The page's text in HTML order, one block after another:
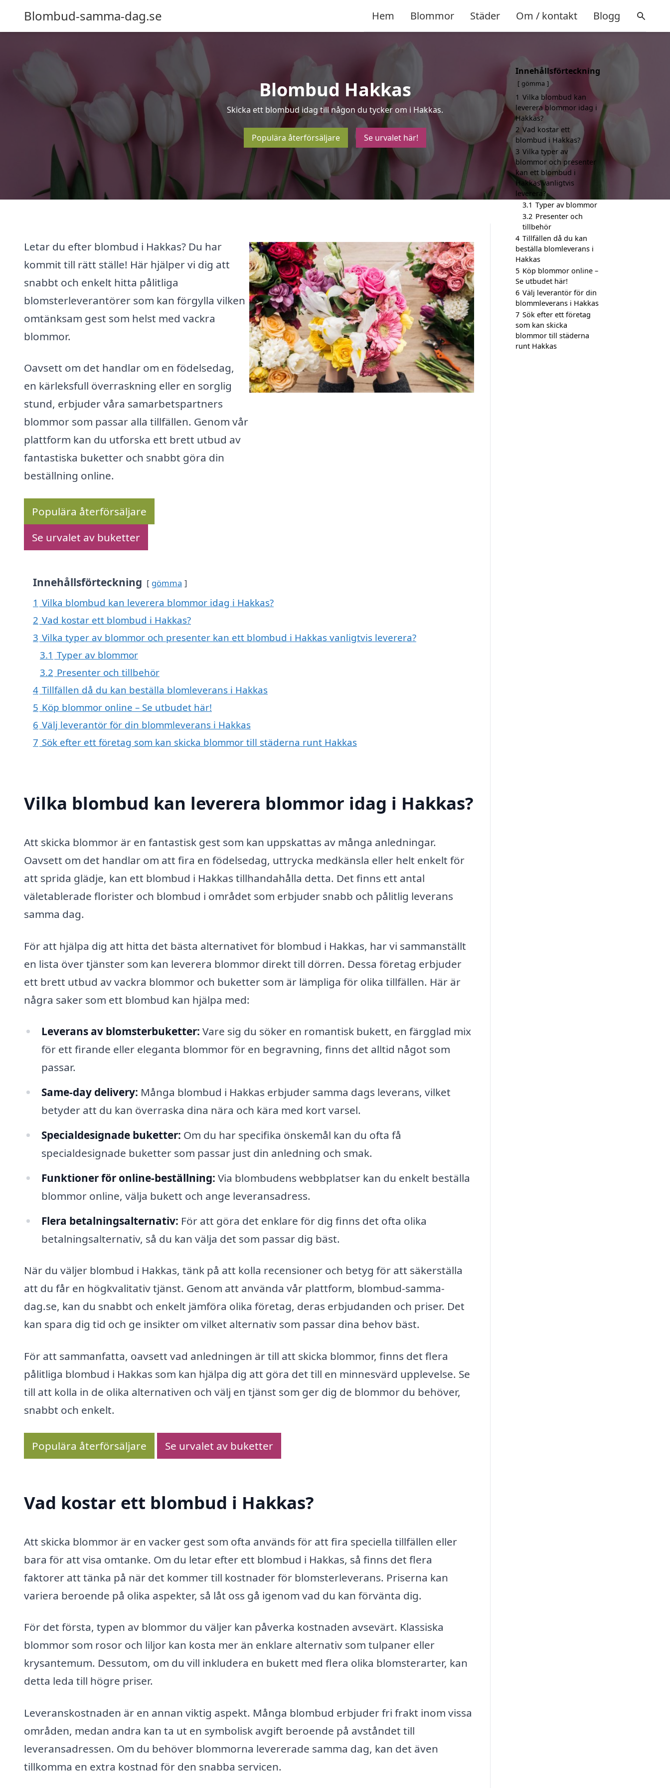
Blombud-samma-dag.se Hem Blommor Städer Om / kontakt Blogg
Blombud Hakkas
Skicka ett blombud idag till någon du tycker om i Hakkas.
Populära återförsäljare Se urvalet här!
Letar du efter blombud i Hakkas? Du har
kommit till rätt ställe! Här hjälper vi dig att
snabbt och enkelt hitta pålitliga
blomsterleverantörer som kan förgylla vilken
omtänksam gest som helst med vackra
blommor.
Oavsett om det handlar om en födelsedag,
en kärleksfull överraskning eller en sorglig
stund, erbjuder våra samarbetspartners
blommor som passar alla tillfällen. Genom vår
plattform kan du utforska ett brett utbud av
fantastiska buketter och snabbt göra din
beställning online.
Populära återförsäljare
Se urvalet av buketter
Innehållsförteckning gömma
1 Vilka blombud kan leverera blommor idag i Hakkas?
2 Vad kostar ett blombud i Hakkas?
3 Vilka typer av blommor och presenter kan ett blombud i Hakkas vanligtvis leverera?
3.1 Typer av blommor
3.2 Presenter och tillbehör
4 Tillfällen då du kan beställa blomleverans i Hakkas
5 Köp blommor online – Se utbudet här!
6 Välj leverantör för din blommleverans i Hakkas
7 Sök efter ett företag som kan skicka blommor till städerna runt Hakkas
Vilka blombud kan leverera blommor idag i Hakkas?
Att skicka blommor är en fantastisk gest som kan uppskattas av många anledningar.
Oavsett om det handlar om att fira en födelsedag, uttrycka medkänsla eller helt enkelt för
att sprida glädje, kan ett blombud i Hakkas tillhandahålla detta. Det finns ett antal
väletablerade florister och blombud i området som erbjuder snabb och pålitlig leverans
samma dag.
För att hjälpa dig att hitta det bästa alternativet för blombud i Hakkas, har vi sammanställt
en lista över tjänster som kan leverera blommor direkt till dörren. Dessa företag erbjuder
ett brett utbud av vackra blommor och buketter som är lämpliga för olika tillfällen. Här är
några saker som ett blombud kan hjälpa med:
Leverans av blomsterbuketter: Vare sig du söker en romantisk bukett, en färgglad mix
för ett firande eller eleganta blommor för en begravning, finns det alltid något som
passar.
Same-day delivery: Många blombud i Hakkas erbjuder samma dags leverans, vilket
betyder att du kan överraska dina nära och kära med kort varsel.
Specialdesignade buketter: Om du har specifika önskemål kan du ofta få
specialdesignade buketter som passar just din anledning och smak.
Funktioner för online-beställning: Via blombudens webbplatser kan du enkelt beställa
blommor online, välja bukett och ange leveransadress.
Flera betalningsalternativ: För att göra det enklare för dig finns det ofta olika
betalningsalternativ, så du kan välja det som passar dig bäst.
När du väljer blombud i Hakkas, tänk på att kolla recensioner och betyg för att säkerställa
att du får en högkvalitativ tjänst. Genom att använda vår plattform, blombud-samma-
dag.se, kan du snabbt och enkelt jämföra olika företag, deras erbjudanden och priser. Det
kan spara dig tid och ge insikter om vilket alternativ som passar dina behov bäst.
För att sammanfatta, oavsett vad anledningen är till att skicka blommor, finns det flera
pålitliga blombud i Hakkas som kan hjälpa dig att göra det till en minnesvärd upplevelse. Se
till att kolla in de olika alternativen och välj en tjänst som ger dig de blommor du behöver,
snabbt och enkelt.
Populära återförsäljare Se urvalet av buketter
Vad kostar ett blombud i Hakkas?
Att skicka blommor är en vacker gest som ofta används för att fira speciella tillfällen eller
bara för att visa omtanke. Om du letar efter ett blombud i Hakkas, så finns det flera
faktorer att tänka på när det kommer till kostnader för blomsterleverans. Priserna kan
variera beroende på olika aspekter, så låt oss gå igenom vad du kan förvänta dig.
För det första, typen av blommor du väljer kan påverka kostnaden avsevärt. Klassiska
blommor som rosor och liljor kan kosta mer än enklare alternativ som tulpaner eller
krysantemum. Dessutom, om du vill inkludera en bukett med flera olika blomsterarter, kan
detta leda till högre priser.
Leveranskostnaden är en annan viktig aspekt. Många blombud erbjuder fri frakt inom vissa
områden, medan andra kan ta ut en symbolisk avgift beroende på avståndet till
leveransadressen. Om du behöver blommorna levererade samma dag, kan det även
tillkomma en extra kostnad för den snabba servicen.
Innehållsförteckning
gömma
1 Vilka blombud kan
leverera blommor idag i
Hakkas?
2 Vad kostar ett
blombud i Hakkas?
3 Vilka typer av
blommor och presenter
kan ett blombud i
Hakkas vanligtvis
leverera?
3.1 Typer av blommor
3.2 Presenter och
tillbehör
4 Tillfällen då du kan
beställa blomleverans i
Hakkas
5 Köp blommor online –
Se utbudet här!
6 Välj leverantör för din
blommleverans i Hakkas
7 Sök efter ett företag
som kan skicka
blommor till städerna
runt Hakkas